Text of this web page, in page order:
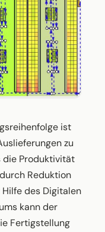
ist
zu
die Produktivität
Reduktion
des Digitalen
kann der
Fertigstellung